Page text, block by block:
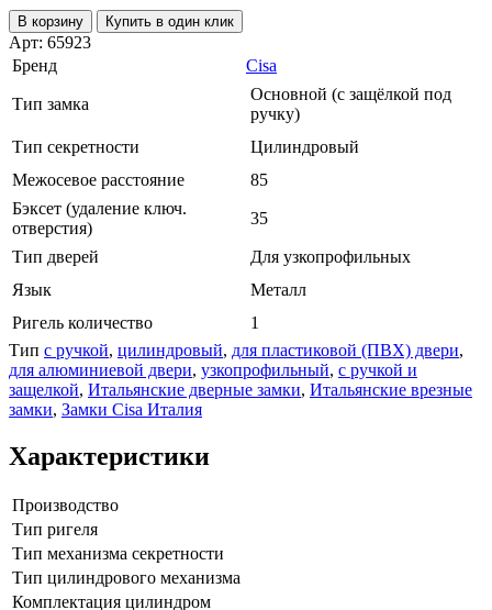
В корзину Купить в один клик
Арт: 65923
Бренд
Cisa
Тип замка
Основной (с защёлкой под
ручку)
Тип секретности
Цилиндровый
Межосевое расстояние
85
Бэксет (удаление ключ.
отверстия)
35
Тип дверей
Для узкопрофильных
Язык
Металл
Ригель количество
1
Тип с ручкой, цилиндровый, для пластиковой (ПВХ) двери,
для алюминиевой двери, узкопрофильный, с ручкой и
защелкой, Итальянские дверные замки, Итальянские врезные
замки, Замки Cisa Италия
Характеристики
Производство
Тип ригеля
Тип механизма секретности
Тип цилиндрового механизма
Комплектация цилиндром